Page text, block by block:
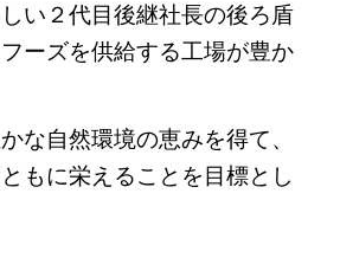
い２代目後継社長の後ろ盾
ーズを供給する工場が豊か
な自然環境の恵みを得て、
もに栄えることを目標とし